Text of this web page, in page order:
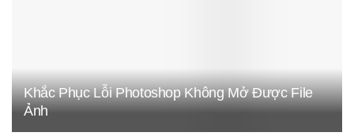
Khắc Phục Lỗi Photoshop Không Mở Được File
Ảnh